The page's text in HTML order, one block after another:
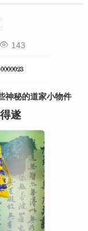
 143
神秘的道家小物件
遂